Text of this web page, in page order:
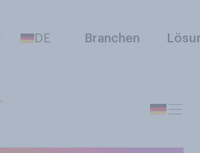
DE Branchen